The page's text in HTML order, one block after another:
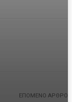
ΕΠΌΜΕΝΟ ΆΡΘΡΟ